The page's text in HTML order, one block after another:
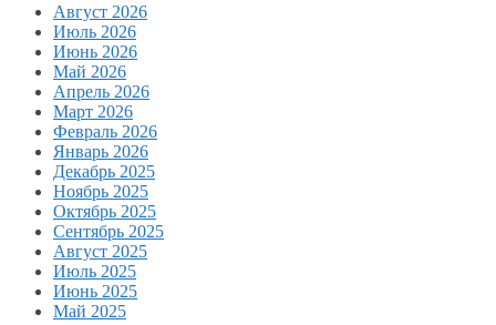
Август 2026
Июль 2026
Июнь 2026
Май 2026
Апрель 2026
Март 2026
Февраль 2026
Январь 2026
Декабрь 2025
Ноябрь 2025
Октябрь 2025
Сентябрь 2025
Август 2025
Июль 2025
Июнь 2025
Май 2025